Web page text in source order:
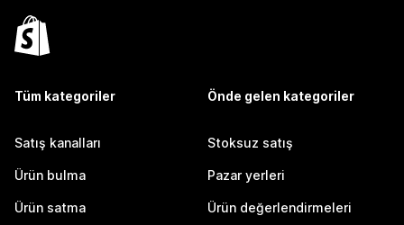
Tüm kategoriler
Satış kanalları
Ürün bulma
Ürün satma
Önde gelen kategoriler
Stoksuz satış
Pazar yerleri
Ürün değerlendirmeleri